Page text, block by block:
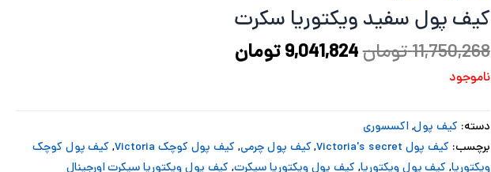
کیف پول سفید ویکتوریا سکرت
11,750,268تومان
بود.
9,041,824تومان
است.
ناموجود
دسته: کیف پول,اکسسوری
برچسب: کیف پول Victoria's secret ,کیف پول چرمی, کیف پول کوچک Victoria , کیف پول کوچک
ویکتوریا, کیف پول ویکتوریا, کیف پول ویکتوریا سیکرت, کیف پول ویکتوریا سیکرت اورجینال